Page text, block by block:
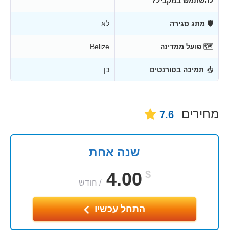
🛡 מתג סגירה לא
🗺 פועל ממדינה Belize
📥 תמיכה בטורנטים כן
מחירים 7.6
שנה אחת
$
4.00
/ חודש
התחל עכשיו